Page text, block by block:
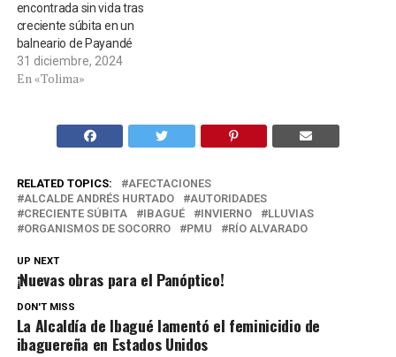
encontrada sin vida tras
creciente súbita en un
balneario de Payandé
31 diciembre, 2024
En «Tolima»
RELATED TOPICS:
AFECTACIONES
ALCALDE ANDRÉS HURTADO
AUTORIDADES
CRECIENTE SÚBITA
IBAGUÉ INVIERNO
LLUVIAS
ORGANISMOS DE SOCORRO
PMU RÍO ALVARADO
UP NEXT
¡Nuevas obras para el Panóptico!
DON'T MISS
La Alcaldía de Ibagué lamentó el feminicidio de
ibaguereña en Estados Unidos